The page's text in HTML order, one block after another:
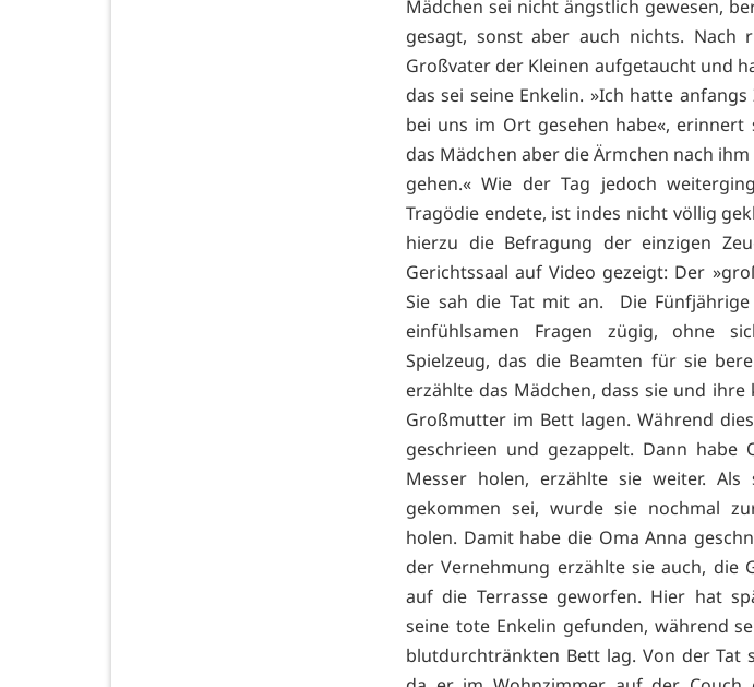
Mädchen sei nicht ängstlich gewesen,
gesagt, sonst aber auch nichts. Nach
Großvater der Kleinen aufgetaucht und
das sei seine Enkelin. »Ich hatte
bei uns im Ort gesehen habe«, erinnert
das Mädchen aber die Ärmchen nach
gehen.« Wie der Tag jedoch
Tragödie endete, ist indes nicht völlig
hierzu die Befragung der einzigen
Gerichtssaal auf Video gezeigt: Der
Sie sah die Tat mit an. Die
einfühlsamen Fragen zügig, ohne
Spielzeug, das die Beamten für sie
erzählte das Mädchen, dass sie und
Großmutter im Bett lagen. Während
geschrieen und gezappelt. Dann habe
Messer holen, erzählte sie weiter.
gekommen sei, wurde sie nochmal
holen. Damit habe die Oma Anna
der Vernehmung erzählte sie auch, die
auf die Terrasse geworfen. Hier hat
seine tote Enkelin gefunden, während
blutdurchtränkten Bett lag. Von der Tat